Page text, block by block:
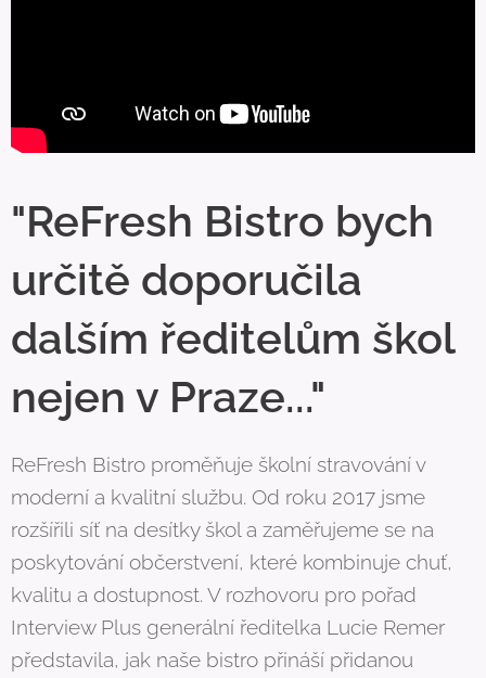
"ReFresh Bistro bych
určitě doporučila
dalším ředitelům škol
nejen v Praze..."
ReFresh Bistro proměňuje školní stravování v
moderní a kvalitní službu. Od roku 2017 jsme
rozšířili síť na desítky škol a zaměřujeme se na
poskytování občerstvení, které kombinuje chuť,
kvalitu a dostupnost. V rozhovoru pro pořad
Interview Plus generální ředitelka Lucie Remer
představila, jak naše bistro přináší přidanou